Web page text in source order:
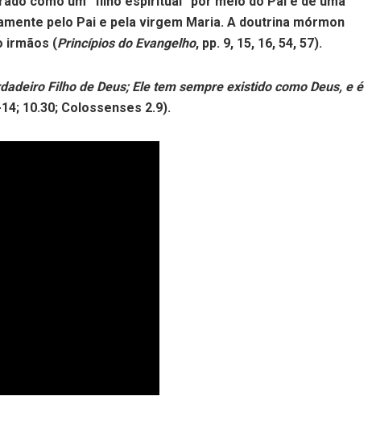
pelo Pai e pela virgem Maria. A doutrina mórmon
irmãos (Princípios do Evangelho, pp. 9, 15, 16, 54, 57).
Filho de Deus; Ele tem sempre existido como Deus, e é
; 10.30; Colossenses 2.9).